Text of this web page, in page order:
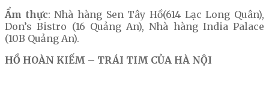
Ẩm thực: Nhà hàng Sen Tây Hồ(614 Lạc Long Quân),
Don’s Bistro (16 Quảng An), Nhà hàng India Palace
(10B Quảng An).
HỒ HOÀN KIẾM – TRÁI TIM CỦA HÀ NỘI